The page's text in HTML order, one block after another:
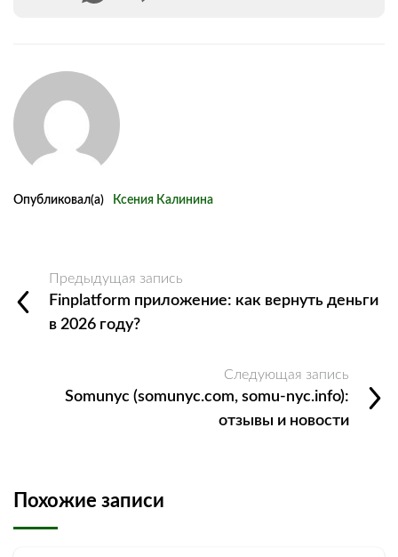
Опубликовал(а) Ксения Калинина
Предыдущая запись
Finplatform приложение: как вернуть деньги
в 2026 году?
Следующая запись
Somunyc (somunyc.com, somu-nyc.info):
отзывы и новости
Похожие записи